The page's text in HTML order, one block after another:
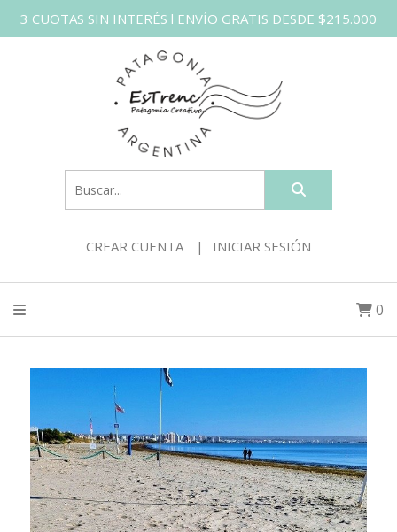
3 CUOTAS SIN INTERÉS l ENVÍO GRATIS DESDE $215.000
CREAR CUENTA INICIAR SESIÓN
0